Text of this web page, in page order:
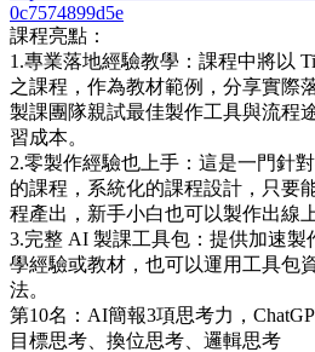
0c7574899d5e
課程亮點：
1.專業落地經驗教學：課程中將以
之課程，作為教材範例，分享實際
製課團隊親試最佳製作工具與流程
習成本。
2.零製作經驗也上手：這是一門針
的課程，系統化的課程設計，只要
程產出，新手小白也可以製作出線
3.完整 AI 製課工具包：提供加速製
學經驗或教材，也可以運用工具包
法。
第10名：AI簡報3項思考力，
目標思考、換位思考、邏輯思考